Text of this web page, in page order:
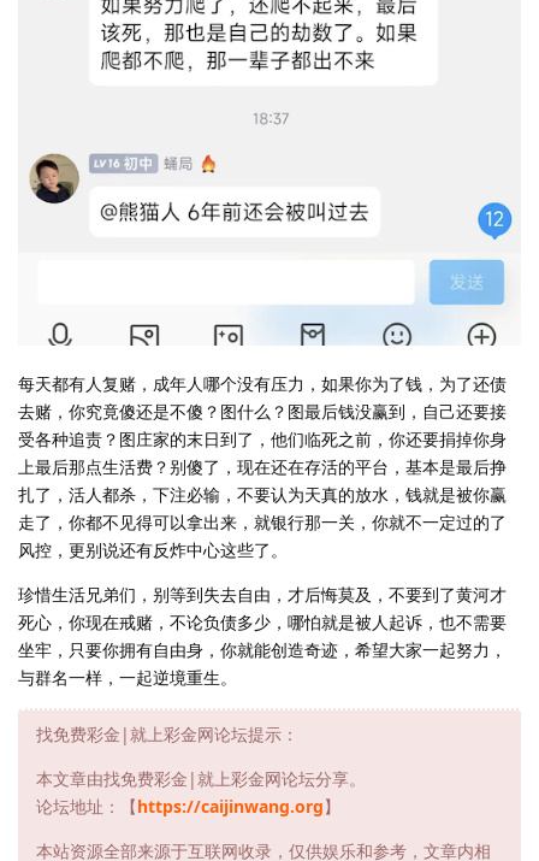
每天都有人复赌，成年人哪个没有压力，如果你为了钱，为了还债
去赌，你究竟傻还是不傻？图什么？图最后钱没赢到，自己还要接
受各种追责？图庄家的末日到了，他们临死之前，你还要捐掉你身
上最后那点生活费？别傻了，现在还在存活的平台，基本是最后挣
扎了，活人都杀，下注必输，不要认为天真的放水，钱就是被你赢
走了，你都不见得可以拿出来，就银行那一关，你就不一定过的了
风控，更别说还有反炸中心这些了。
珍惜生活兄弟们，别等到失去自由，才后悔莫及，不要到了黄河才
死心，你现在戒赌，不论负债多少，哪怕就是被人起诉，也不需要
坐牢，只要你拥有自由身，你就能创造奇迹，希望大家一起努力，
与群名一样，一起逆境重生。
找免费彩金|就上彩金网论坛提示：
本文章由找免费彩金|就上彩金网论坛分享。
论坛地址：【https://caijinwang.org】
本站资源全部来源于互联网收录，仅供娱乐和参考，文章内相